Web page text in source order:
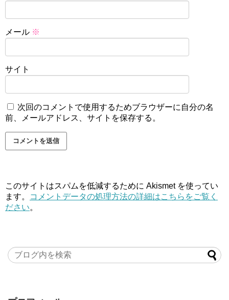
メール ※
サイト
次回のコメントで使用するためブラウザーに自分の名
前、メールアドレス、サイトを保存する。
このサイトはスパムを低減するために Akismet を使ってい
ます。
コメントデータの処理方法の詳細はこちらをご覧く
ださい。